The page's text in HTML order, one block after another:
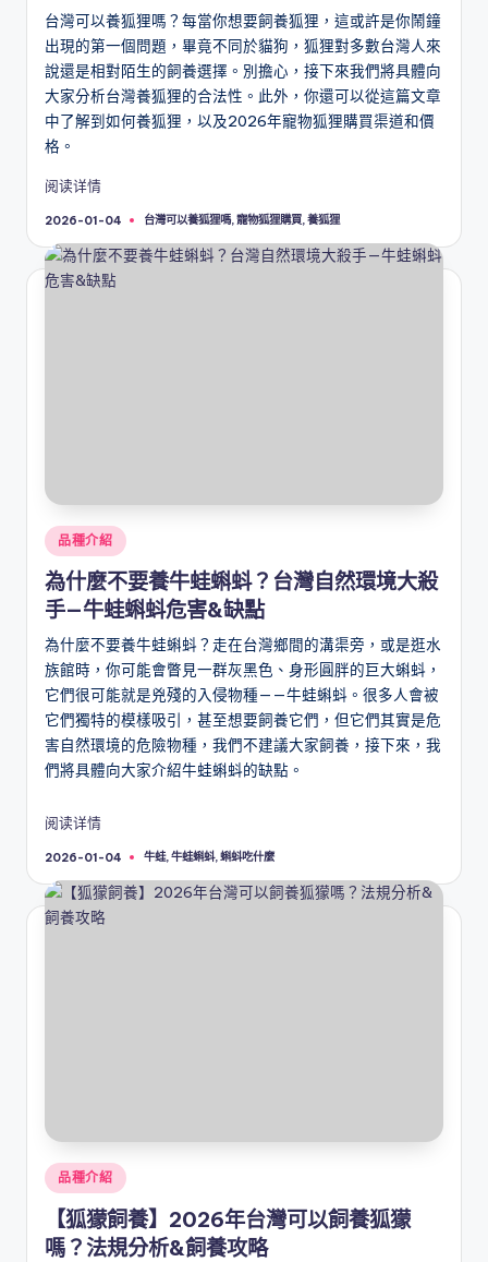
台灣可以養狐狸嗎？每當你想要飼養狐狸，這或許是你鬧鐘
出現的第一個問題，畢竟不同於貓狗，狐狸對多數台灣人來
說還是相對陌生的飼養選擇。別擔心，接下來我們將具體向
大家分析台灣養狐狸的合法性。此外，你還可以從這篇文章
中了解到如何養狐狸，以及2026年寵物狐狸購買渠道和價
格。
阅读详情
2026-01-04
Tags: 台灣可以養狐狸嗎,寵物狐狸購買,養狐狸
Posted
in
品種介紹
為什麼不要養牛蛙蝌蚪？台灣自然環境大殺
手—牛蛙蝌蚪危害&缺點
為什麼不要養牛蛙蝌蚪？走在台灣鄉間的溝渠旁，或是逛水
族館時，你可能會瞥見一群灰黑色、身形圓胖的巨大蝌蚪，
它們很可能就是兇殘的入侵物種——牛蛙蝌蚪。很多人會被
它們獨特的模樣吸引，甚至想要飼養它們，但它們其實是危
害自然環境的危險物種，我們不建議大家飼養，接下來，我
們將具體向大家介紹牛蛙蝌蚪的缺點。
阅读详情
2026-01-04
Tags: 牛蛙,牛蛙蝌蚪,蝌蚪吃什麼
Posted
in
品種介紹
【狐獴飼養】2026年台灣可以飼養狐獴
嗎？法規分析&飼養攻略